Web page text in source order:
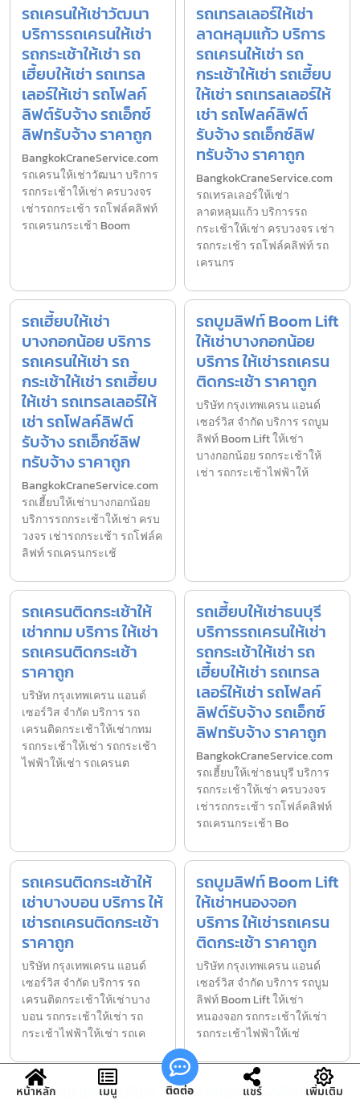
รถเครนให้เช่าวัฒนา
บริการรถเครนให้เช่า
รถกระเช้าให้เช่า รถ
เฮี้ยบให้เช่า รถเทรล
เลอร์ให้เช่า รถโฟลค์
ลิฟต์รับจ้าง รถเอ็กซ์
ลิฟทรับจ้าง ราคาถูก
BangkokCraneService.com
รถเครนให้เช่าวัฒนา บริการ
รถกระเช้าให้เช่า ครบวงจร
เช่ารถกระเช้า รถโฟล์คลิฟท์
รถเครนกระเช้า Boom
รถเทรลเลอร์ให้เช่า
ลาดหลุมแก้ว บริการ
รถเครนให้เช่า รถ
กระเช้าให้เช่า รถเฮี้ยบ
ให้เช่า รถเทรลเลอร์ให้
เช่า รถโฟลค์ลิฟต์
รับจ้าง รถเอ็กซ์ลิฟ
ทรับจ้าง ราคาถูก
BangkokCraneService.com
รถเทรลเลอร์ให้เช่า
ลาดหลุมแก้ว บริการรถ
กระเช้าให้เช่า ครบวงจร เช่า
รถกระเช้า รถโฟล์คลิฟท์ รถ
เครนกร
รถเฮี้ยบให้เช่า
บางกอกน้อย บริการ
รถเครนให้เช่า รถ
กระเช้าให้เช่า รถเฮี้ยบ
ให้เช่า รถเทรลเลอร์ให้
เช่า รถโฟลค์ลิฟต์
รับจ้าง รถเอ็กซ์ลิฟ
ทรับจ้าง ราคาถูก
BangkokCraneService.com
รถเฮี้ยบให้เช่าบางกอกน้อย
บริการรถกระเช้าให้เช่า ครบ
วงจร เช่ารถกระเช้า รถโฟล์ค
ลิฟท์ รถเครนกระเช้
รถบูมลิฟท์ Boom Lift
ให้เช่าบางกอกน้อย
บริการ ให้เช่ารถเครน
ติดกระเช้า ราคาถูก
บริษัท กรุงเทพเครน แอนด์
เซอร์วิส จำกัด บริการ รถบูม
ลิฟท์ Boom Lift ให้เช่า
บางกอกน้อย รถกระเช้าให้
เช่า รถกระเช้าไฟฟ้าให้
รถเครนติดกระเช้าให้
เช่ากทม บริการ ให้เช่า
รถเครนติดกระเช้า
ราคาถูก
บริษัท กรุงเทพเครน แอนด์
เซอร์วิส จำกัด บริการ รถ
เครนติดกระเช้าให้เช่ากทม
รถกระเช้าให้เช่า รถกระเช้า
ไฟฟ้าให้เช่า รถเครนต
รถเฮี้ยบให้เช่าธนบุรี
บริการรถเครนให้เช่า
รถกระเช้าให้เช่า รถ
เฮี้ยบให้เช่า รถเทรล
เลอร์ให้เช่า รถโฟลค์
ลิฟต์รับจ้าง รถเอ็กซ์
ลิฟทรับจ้าง ราคาถูก
BangkokCraneService.com
รถเฮี้ยบให้เช่าธนบุรี บริการ
รถกระเช้าให้เช่า ครบวงจร
เช่ารถกระเช้า รถโฟล์คลิฟท์
รถเครนกระเช้า Bo
รถเครนติดกระเช้าให้
เช่าบางบอน บริการ ให้
เช่ารถเครนติดกระเช้า
ราคาถูก
บริษัท กรุงเทพเครน แอนด์
เซอร์วิส จำกัด บริการ รถ
เครนติดกระเช้าให้เช่าบาง
บอน รถกระเช้าให้เช่า รถ
กระเช้าไฟฟ้าให้เช่า รถเค
รถบูมลิฟท์ Boom Lift
ให้เช่าหนองจอก
บริการ ให้เช่ารถเครน
ติดกระเช้า ราคาถูก
บริษัท กรุงเทพเครน แอนด์
เซอร์วิส จำกัด บริการ รถบูม
ลิฟท์ Boom Lift ให้เช่า
หนองจอก รถกระเช้าให้เช่า
รถกระเช้าไฟฟ้าให้เช่
รถกระเช้าไฟฟ้าให้เช่า
รถกระเช้าไฟฟ้าให้เช่า
หน้าหลัก เมนู ติดต่อ แชร์ เพิ่มเติม